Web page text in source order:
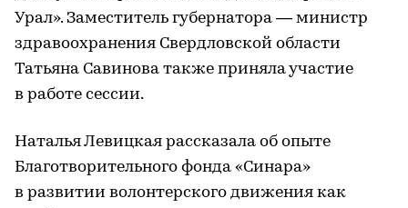
Урал». Заместитель губернатора — министр
здравоохранения Свердловской области
Татьяна Савинова также приняла участие
в работе сессии.
Наталья Левицкая рассказала об опыте
Благотворительного фонда «Синара»
в развитии волонтерского движения как